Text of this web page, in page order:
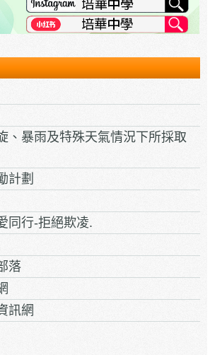
、暴雨及特殊天氣情況下所採取
計劃
同行-拒絕欺凌.
落
訊網